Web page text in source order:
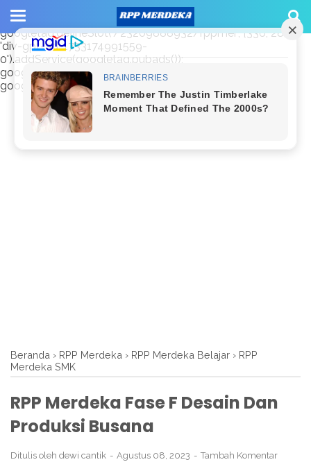
window.googletag = window.googletag || {cmd: []};
googletag.cmd.push(function() {
googletag.defineSlot('/23209888932/rppmer', [336, 280],
'div-gpt-ad-1733174991559-
0').addService(googletag.pubads());
googletag.pubads().enableSingleRequest();
googletag.enableServices(); });
Beranda › RPP Merdeka › RPP Merdeka Belajar › RPP
Merdeka SMK
RPP Merdeka Fase F Desain Dan
Produksi Busana
Ditulis oleh dewi cantik Agustus 08, 2023 Tambah Komentar